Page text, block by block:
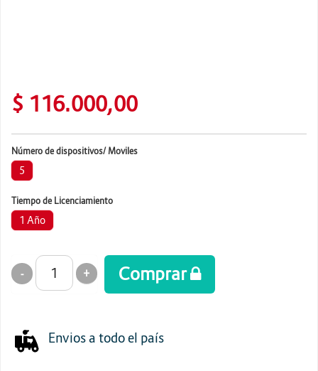
$ 116.000,00
Número de dispositivos/ Moviles
5
Tiempo de Licenciamiento
1 Año
+
- Comprar
Envios a todo el país